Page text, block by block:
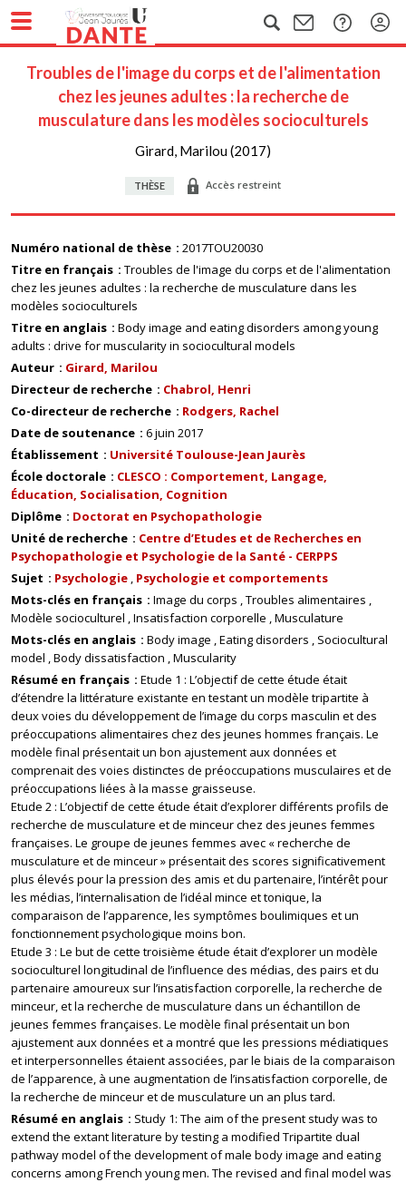
Troubles de l'image du corps et de l'alimentation
chez les jeunes adultes : la recherche de
musculature dans les modèles socioculturels
Girard, Marilou (2017)
THÈSE Accès restreint
Numéro national de thèse
2017TOU20030
Titre en français
Troubles de l'image du corps et de l'alimentation
chez les jeunes adultes : la recherche de musculature dans les
modèles socioculturels
Titre en anglais
Body image and eating disorders among young
adults : drive for muscularity in sociocultural models
Auteur
Girard, Marilou
Directeur de recherche
Chabrol, Henri
Co-directeur de recherche
Rodgers, Rachel
Date de soutenance
6 juin 2017
Établissement
Université Toulouse-Jean Jaurès
École doctorale
CLESCO : Comportement, Langage,
Éducation, Socialisation, Cognition
Diplôme
Doctorat en Psychopathologie
Unité de recherche
Centre d’Etudes et de Recherches en
Psychopathologie et Psychologie de la Santé - CERPPS
Sujet
Psychologie Psychologie et comportements
Mots-clés en français
Image du corps Troubles alimentaires
Modèle socioculturel Insatisfaction corporelle Musculature
Mots-clés en anglais
Body image Eating disorders
Sociocultural
model Body dissatisfaction Muscularity
Résumé en français
Etude 1 : L’objectif de cette étude était
d’étendre la littérature existante en testant un modèle tripartite à
deux voies du développement de l’image du corps masculin et des
préoccupations alimentaires chez des jeunes hommes français. Le
modèle final présentait un bon ajustement aux données et
comprenait des voies distinctes de préoccupations musculaires et de
préoccupations liées à la masse graisseuse.
Etude 2 : L’objectif de cette étude était d’explorer différents profils de
recherche de musculature et de minceur chez des jeunes femmes
françaises. Le groupe de jeunes femmes avec « recherche de
musculature et de minceur » présentait des scores significativement
plus élevés pour la pression des amis et du partenaire, l’intérêt pour
les médias, l’internalisation de l’idéal mince et tonique, la
comparaison de l’apparence, les symptômes boulimiques et un
fonctionnement psychologique moins bon.
Etude 3 : Le but de cette troisième étude était d’explorer un modèle
socioculturel longitudinal de l’influence des médias, des pairs et du
partenaire amoureux sur l’insatisfaction corporelle, la recherche de
minceur, et la recherche de musculature dans un échantillon de
jeunes femmes françaises. Le modèle final présentait un bon
ajustement aux données et a montré que les pressions médiatiques
et interpersonnelles étaient associées, par le biais de la comparaison
de l’apparence, à une augmentation de l’insatisfaction corporelle, de
la recherche de minceur et de musculature un an plus tard.
Résumé en anglais
Study 1: The aim of the present study was to
extend the extant literature by testing a modified Tripartite dual
pathway model of the development of male body image and eating
concerns among French young men. The revised and final model was